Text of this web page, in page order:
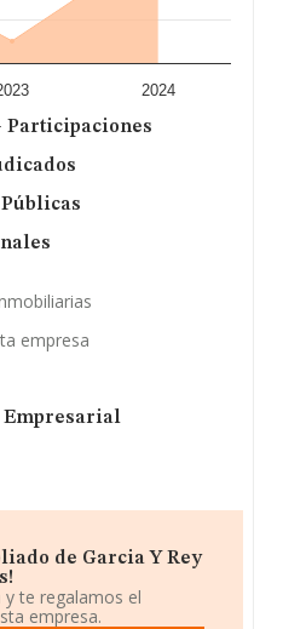
2024
Participaciones
empresa
Empresarial
de Garcia Y Rey
te regalamos el
empresa.